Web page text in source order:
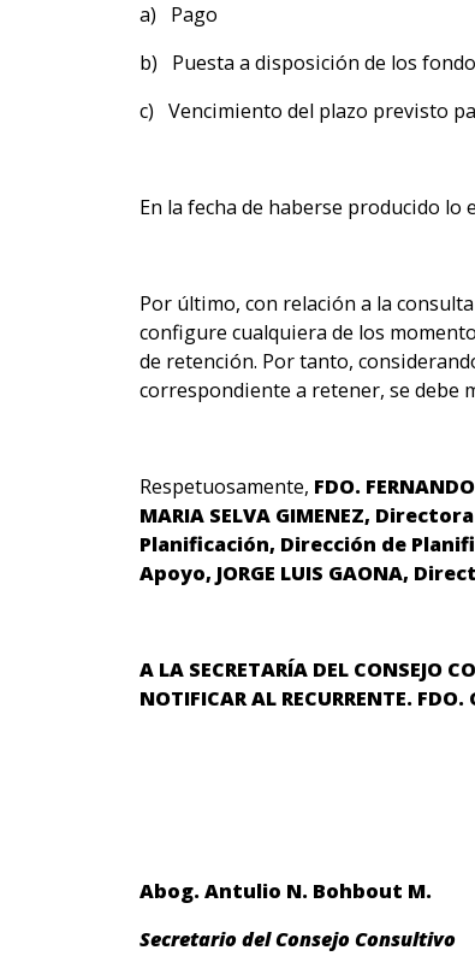
a) Pago
b) Puesta a disposición de los
c) Vencimiento del plazo previsto
En la fecha de haberse producido
Por último, con relación a la
configure cualquiera de los
de retención. Por tanto,
correspondiente a retener, se debe
Respetuosamente, FDO.
MARIA SELVA GIMENEZ,
Planificación, Dirección de
Apoyo, JORGE LUIS GAONA,
A LA SECRETARÍA DEL CONSEJO
NOTIFICAR AL RECURRENTE. FDO.
Abog. Antulio N. Bohbout M.
Secretario del Consejo Consultivo